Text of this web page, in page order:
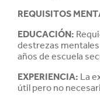
REQUISITOS
EDUCACIÓN:
destrezas
años de escuela
EXPERIENCIA: La
útil pero no